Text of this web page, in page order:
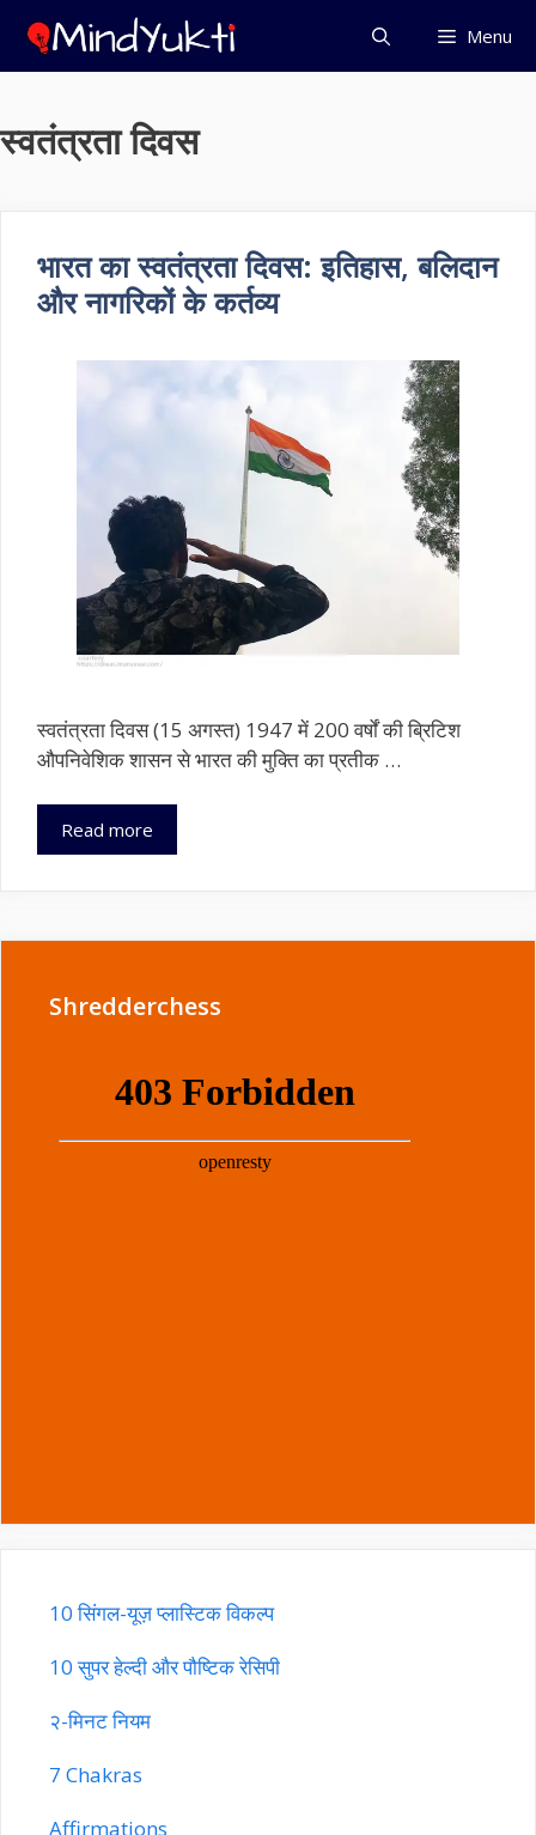
Skip
content
Menu
स्वतंत्रता दिवस
भारत का स्वतंत्रता दिवस: इतिहास, बलिदान
और नागरिकों के कर्तव्य
स्वतंत्रता दिवस (15 अगस्त) 1947 में 200 वर्षों की ब्रिटिश
औपनिवेशिक शासन से भारत की मुक्ति का प्रतीक …
Read more
का
नागरिकों
Shredderchess
10 सिंगल-यूज़ प्लास्टिक विकल्प
10 सुपर हेल्दी और पौष्टिक रेसिपी
२-मिनट नियम
7 Chakras
Affirmations